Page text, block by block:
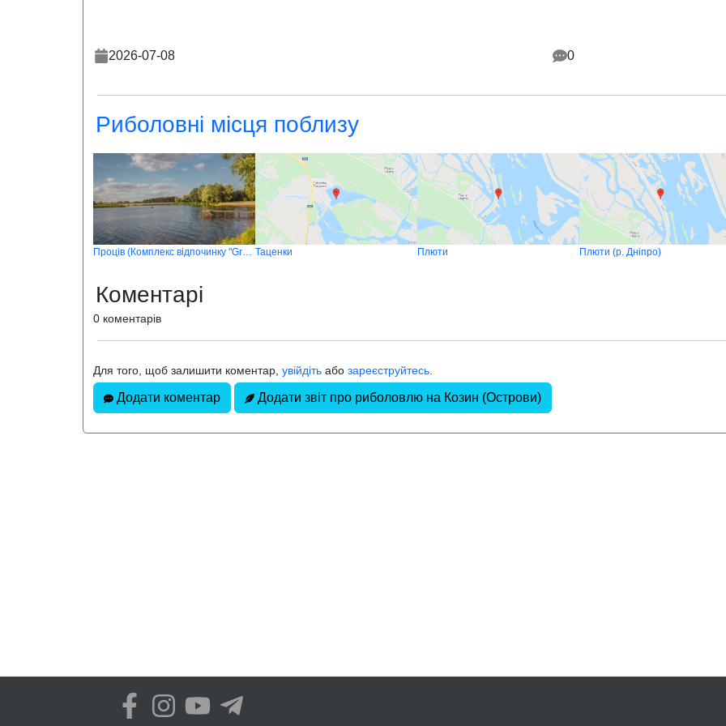
2026-07-08 0
Риболовні місця поблизу
Проців (Комплекс відпочинку "Green Park") Таценки Плюти Плюти (р. Дніпро)
Коментарі
0 коментарів
Для того, щоб залишити коментар, увійдіть або зареєструйтесь
Додати коментар Додати звіт про риболовлю на Козин (Острови)